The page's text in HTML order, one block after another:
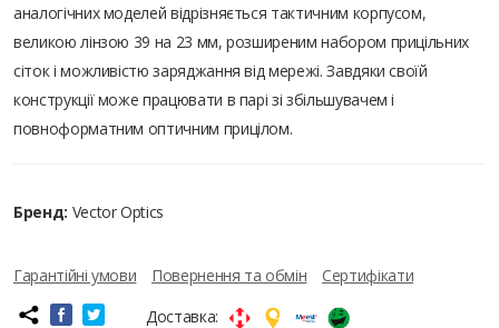
аналогічних моделей відрізняється тактичним корпусом,
великою лінзою 39 на 23 мм, розширеним набором прицільних
сіток і можливістю заряджання від мережі. Завдяки своїй
конструкції може працювати в парі зі збільшувачем і
повноформатним оптичним прицілом.
Бренд: Vector Optics
Гарантійні умови Повернення та обмін
Сертифікати
Доставка: